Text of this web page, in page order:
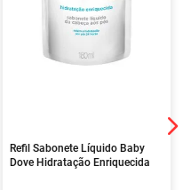
Refil Sabonete Líquido Baby
Dove Hidratação Enriquecida